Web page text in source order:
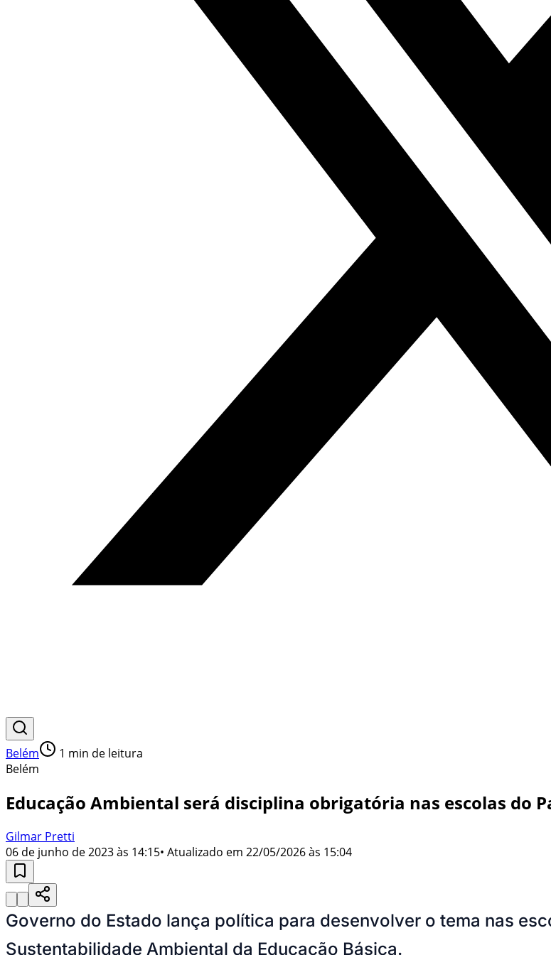
Belém 1 min de leitura
Belém
Educação Ambiental será disciplina obrigatória nas escolas do
Gilmar Pretti
06 de junho de 2023 às 14:15• Atualizado em 22/05/2026 às 15:04
Governo do Estado lança política para desenvolver o tema nas
Sustentabilidade Ambiental da Educação Básica.